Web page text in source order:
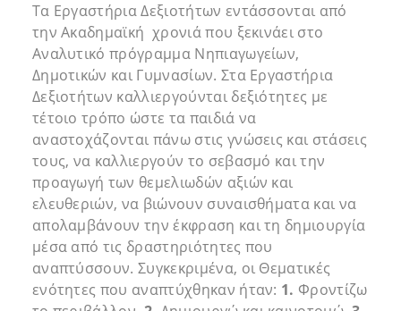
Τα Εργαστήρια Δεξιοτήτων εντάσσονται από
την Ακαδημαϊκή χρονιά που ξεκινάει στο
Αναλυτικό πρόγραμμα Νηπιαγωγείων,
Δημοτικών και Γυμνασίων. Στα Εργαστήρια
Δεξιοτήτων καλλιεργούνται δεξιότητες με
τέτοιο τρόπο ώστε τα παιδιά να
αναστοχάζονται πάνω στις γνώσεις και στάσεις
τους, να καλλιεργούν το σεβασμό και την
προαγωγή των θεμελιωδών αξιών και
ελευθεριών, να βιώνουν συναισθήματα και να
απολαμβάνουν την έκφραση και τη δημιουργία
μέσα από τις δραστηριότητες που
αναπτύσσουν. Συγκεκριμένα, οι Θεματικές
ενότητες που αναπτύχθηκαν ήταν: 1. Φροντίζω